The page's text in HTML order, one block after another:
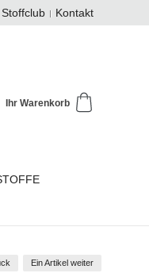
Stoffclub Kontakt
Ihr Warenkorb
Ein Artikel weiter